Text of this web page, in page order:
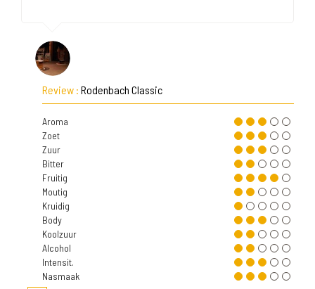
Review : Rodenbach Classic
Aroma
Zoet
Zuur
Bitter
Fruitig
Moutig
Kruidig
Body
Koolzuur
Alcohol
Intensit.
Nasmaak